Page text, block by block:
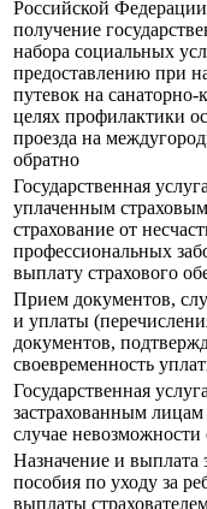
Российской
получение
набора социальных
предоставлению при
путевок на санаторно-
целях профилактики
проезда на
обратно
Государственная
уплаченным
страхование от
профессиональных
выплату страхового
Прием документов,
и уплаты
документов,
своевременность
Государственная
застрахованным
случае невозможности
Назначение и выплата
пособия по уходу за
выплаты